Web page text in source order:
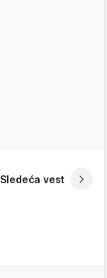
Sledeća vest